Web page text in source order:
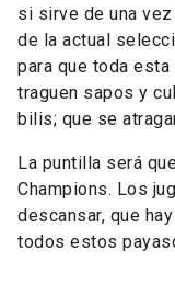
si sirve de una
de la actual
para que toda
traguen sapos y
bilis; que se
La puntilla será
Champions. Los
descansar, que
todos estos